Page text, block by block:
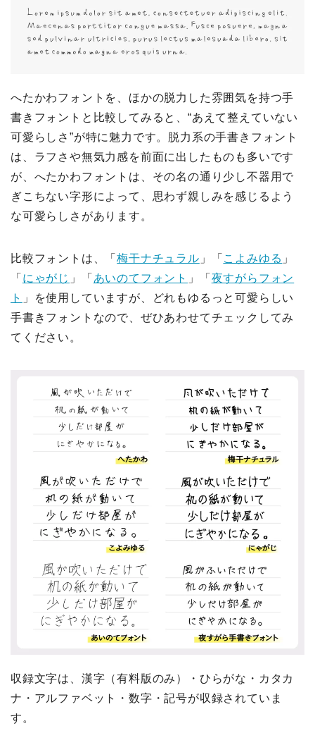
へたかわフォントを、ほかの脱力した雰囲気を持つ手
書きフォントと比較してみると、“あえて整えていない
可愛らしさ”が特に魅力です。脱力系の手書きフォント
は、ラフさや無気力感を前面に出したものも多いです
が、へたかわフォントは、その名の通り少し不器用で
ぎこちない字形によって、思わず親しみを感じるよう
な可愛らしさがあります。
比較フォントは、「梅干ナチュラル 」「 こよみゆる 」
「 にゃがじ 」「 あいのてフォント 」「 夜すがらフォン
ト 」を使用していますが、どれもゆるっと可愛らしい
手書きフォントなので、ぜひあわせてチェックしてみ
てください。
収録文字は、漢字（有料版のみ）・ひらがな・カタカ
ナ・アルファベット・数字・記号が収録されていま
す。